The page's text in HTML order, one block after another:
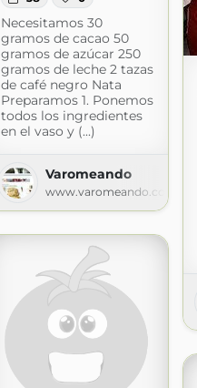
Necesitamos 30
gramos de cacao 50
gramos de azúcar 250
gramos de leche 2 tazas
de café negro Nata
Preparamos 1. Ponemos
todos los ingredientes
en el vaso y (...)
Varomeando
www.varomeando.com